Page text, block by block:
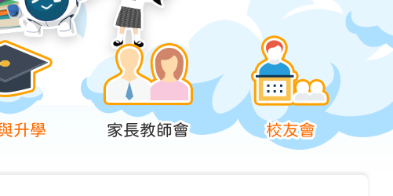
升學 家長教師會 校友會